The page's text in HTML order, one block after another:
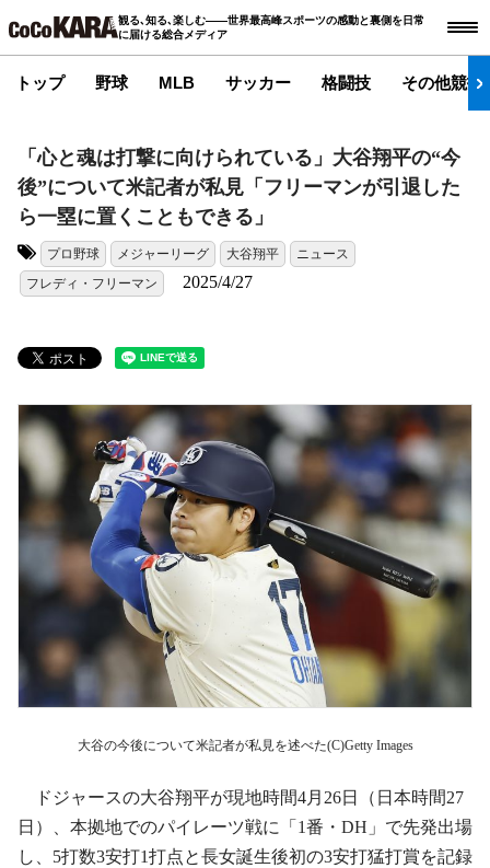
観る､知る､楽しむ――世界最高峰スポーツの感動と裏側を日常
に届ける総合メディア
トップ 野球 MLB サッカー 格闘技 その他競技
「心と魂は打撃に向けられている」大谷翔平の“今
後”について米記者が私見「フリーマンが引退した
ら一塁に置くこともできる」
プロ野球 メジャーリーグ 大谷翔平
ニュース
フレディ・フリーマン
2025/4/27
大谷の今後について米記者が私見を述べた(C)Getty Images
ドジャースの大谷翔平が現地時間4月26日（日本時間27
日）、本拠地でのパイレーツ戦に「1番・DH」で先発出場
し、5打数3安打1打点と長女誕生後初の3安打猛打賞を記録